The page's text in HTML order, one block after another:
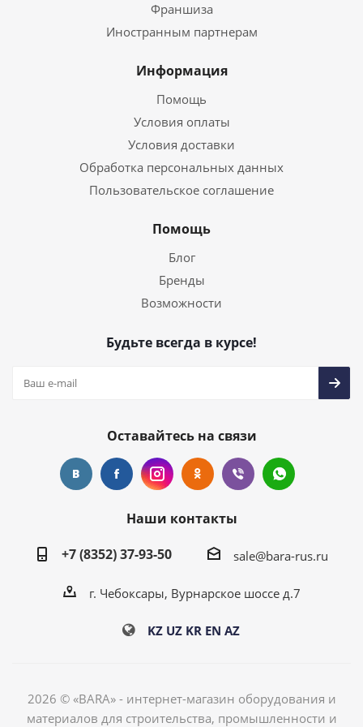
Франшиза
Иностранным партнерам
Информация
Помощь
Условия оплаты
Условия доставки
Обработка персональных данных
Пользовательское соглашение
Помощь
Блог
Бренды
Возможности
Будьте всегда в курсе!
Оставайтесь на связи
Наши контакты
+7 (8352) 37-93-50
sale@bara-rus.ru
г. Чебоксары, Вурнарское шоссе д.7
KZ UZ KR EN AZ
2026 © «BARA» - интернет-магазин оборудования и
материалов для строительства, промышленности и